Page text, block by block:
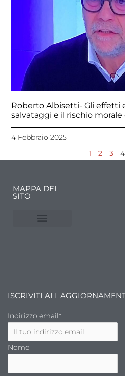
Roberto Albisetti- Gli effetti
salvataggi e il rischio
4 Febbraio 2025
1 2 3 4
MAPPA DEL
SITO
ISCRIVITI
Indirizzo email*:
Nome